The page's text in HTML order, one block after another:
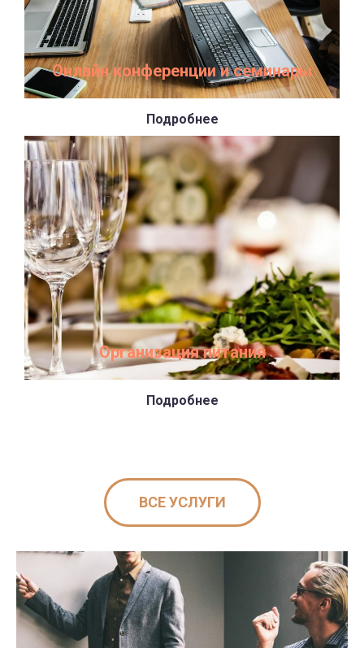
Онлайн конференции и семинары
Подробнее
Организация питания
Подробнее
ВСЕ УСЛУГИ